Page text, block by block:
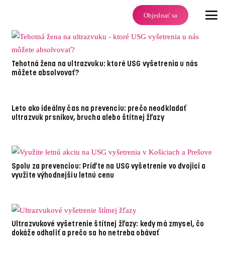
Objednať sa
Tehotná žena na ultrazvuku: ktoré USG vyšetrenia u nás
môžete absolvovať?
Leto ako ideálny čas na prevenciu: prečo neodkladať
ultrazvuk prsníkov, brucha alebo štítnej žľazy
Spolu za prevenciou: Príďte na USG vyšetrenie vo dvojici a
využite výhodnejšiu letnú cenu
Ultrazvukové vyšetrenie štítnej žľazy: kedy má zmysel, čo
dokáže odhaliť a prečo sa ho netreba obávať